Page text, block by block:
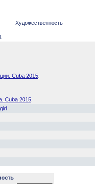
Художественность
Cuba 2015
Cuba 2015